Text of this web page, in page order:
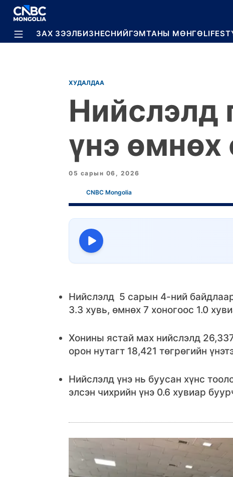
BREAKING
ЗАХ ЗЭЭЛБИЗНЕСНИЙГЭМТАНЫ МӨНГӨ
ХУДАЛДАА
Нийслэлд
үнэ өмнөх
05 сарын 06, 2026
CNBC Mongolia
Нийслэлд 5 сарын 4-ний
3.3 хувь, өмнөх 7 хоногоос 1.0
Хонины ястай мах нийслэлд
орон нутагт 18,421 төгрөгийн
Нийслэлд үнэ нь буусан хүнс
элсэн чихрийн үнэ 0.6 хувиар